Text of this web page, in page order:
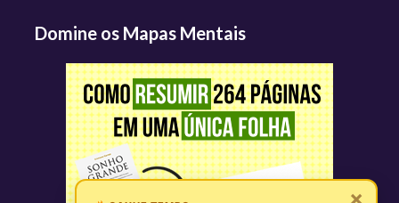
Domine os Mapas Mentais